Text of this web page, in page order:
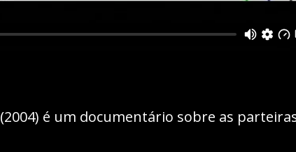
(2004) é um documentário sobre as